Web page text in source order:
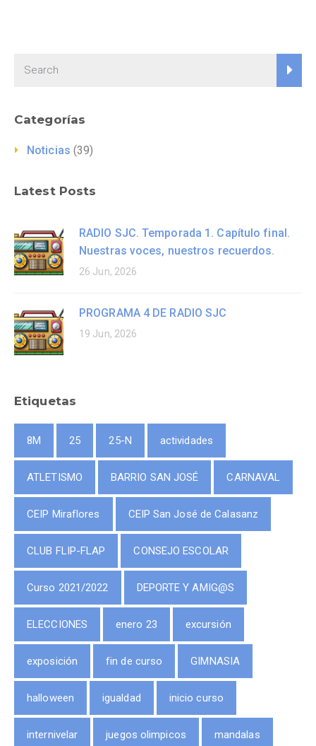
Categorías
Noticias (39)
Latest Posts
RADIO SJC. Temporada 1. Capítulo final.
Nuestras voces, nuestros recuerdos.
26 Jun, 2026
PROGRAMA 4 DE RADIO SJC
19 Jun, 2026
Etiquetas
8M 25 25-N actividades
ATLETISMO BARRIO SAN JOSÉ CARNAVAL
CEIP Miraflores CEIP San José de Calasanz
CLUB FLIP-FLAP CONSEJO ESCOLAR
Curso 2021/2022 DEPORTE Y AMIG@S
ELECCIONES enero 23 excursión
exposición fin de curso GIMNASIA
halloween igualdad inicio curso
internivelar juegos olimpicos mandalas